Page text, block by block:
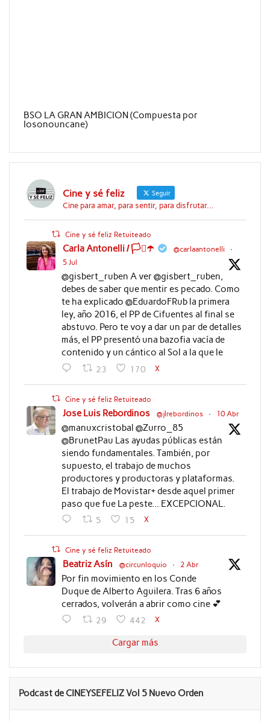
BSO LA GRAN AMBICION (Compuesta por
Iosonouncane)
Cine y sé feliz Seguir
Cine para amar, para sentir, para disfrutar...
Cine y sé feliz Retuiteado
Carla Antonelli / 🏳️‍⚧️☂️ @carlaantonelli
·
5 Jul
@gisbert_ruben A ver @gisbert_ruben,
debes de saber que mentir es pecado. Como
te ha explicado @EduardoFRub la primera
ley, año 2016, el PP de Cifuentes al final se
abstuvo. Pero te voy a dar un par de detalles
más, el PP presentó una bazofia vacía de
contenido y un cántico al Sol a la que le
23 170 X
Cine y sé feliz Retuiteado
Jose Luis Rebordinos @jlrebordinos · 10 Abr
@manuxcristobal @Zurro_85
@BrunetPau Las ayudas públicas están
siendo fundamentales. También, por
supuesto, el trabajo de muchos
productores y productoras y plataformas.
El trabajo de Movistar+ desde aquel primer
paso que fue La peste... EXCEPCIONAL.
5 15 X
Cine y sé feliz Retuiteado
Beatriz Asín @circunloquio · 2 Abr
Por fin movimiento en los Conde
Duque de Alberto Aguilera. Tras 6 años
cerrados, volverán a abrir como cine 💕
29 442 X
Cargar más
Podcast de CINEYSEFELIZ Vol 5 Nuevo Orden